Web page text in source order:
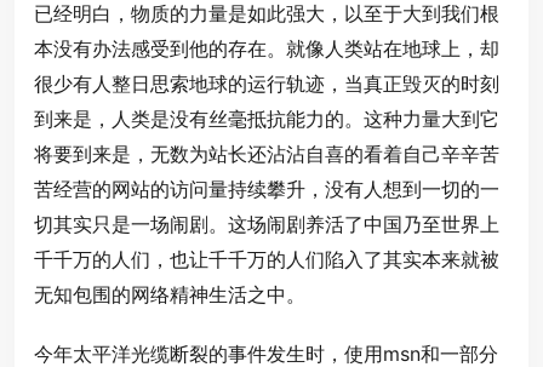
已经明白，物质的力量是如此强大，以至于大到我们根
本没有办法感受到他的存在。就像人类站在地球上，却
很少有人整日思索地球的运行轨迹，当真正毁灭的时刻
到来是，人类是没有丝毫抵抗能力的。这种力量大到它
将要到来是，无数为站长还沾沾自喜的看着自己辛辛苦
苦经营的网站的访问量持续攀升，没有人想到一切的一
切其实只是一场闹剧。这场闹剧养活了中国乃至世界上
千千万的人们，也让千千万的人们陷入了其实本来就被
无知包围的网络精神生活之中。
今年太平洋光缆断裂的事件发生时，使用msn和一部分